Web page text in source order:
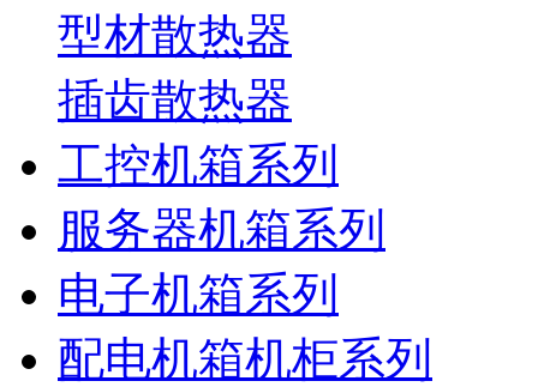
型材散热器
插齿散热器
工控机箱系列
服务器机箱系列
电子机箱系列
配电机箱机柜系列